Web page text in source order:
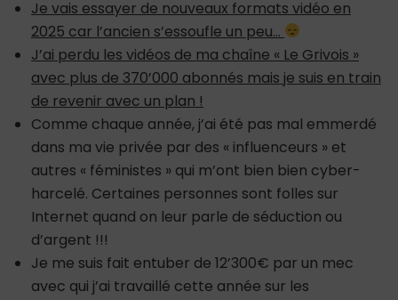
Je vais essayer de nouveaux formats vidéo en
2025 car l’ancien s’essoufle un peu…
J’ai perdu les vidéos de ma chaîne « Le Grivois »
avec plus de 370’000 abonnés mais je suis en train
de revenir avec un plan !
Comme chaque année, j’ai été pas mal emmerdé
dans ma vie privée par des « influenceurs » et
autres « féministes » qui m’ont bien bien cyber-
harcelé. Certaines personnes sont folles sur
Internet quand on leur parle de séduction ou
d’argent !!!
Je me suis fait entuber de 12’300€ par un mec
avec qui j’ai travaillé cette année sur les